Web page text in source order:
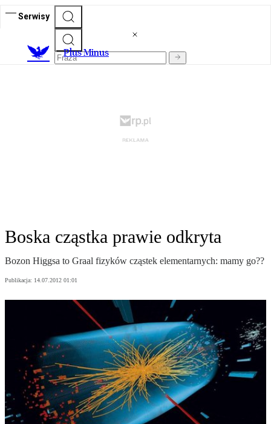
Serwisy
Plus Minus
Boska cząstka prawie odkryta
Bozon Higgsa to Graal fizyków cząstek elementarnych: mamy go??
Publikacja: 14.07.2012 01:01